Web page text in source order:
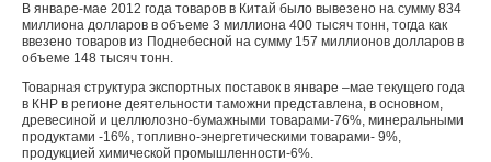
В январе-мае 2012 года товаров в Китай было вывезено на сумму 834
миллиона долларов в объеме 3 миллиона 400 тысяч тонн, тогда как
ввезено товаров из Поднебесной на сумму 157 миллионов долларов в
объеме 148 тысяч тонн.
Товарная структура экспортных поставок в январе –мае текущего года
в КНР в регионе деятельности таможни представлена, в основном,
древесиной и целлюлозно-бумажными товарами-76%, минеральными
продуктами -16%, топливно-энергетическими товарами- 9%,
продукцией химической промышленности-6%.